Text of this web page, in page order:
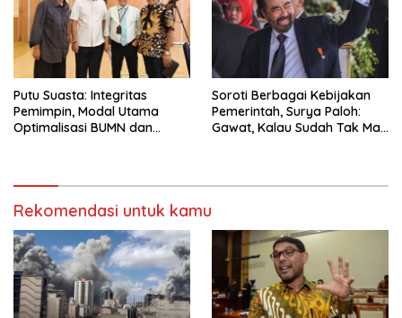
Putu Suasta: Integritas
Pemimpin, Modal Utama
Optimalisasi BUMN dan
Soroti Berbagai Kebijakan
Pemerintah, Surya Paloh:
Gawat, Kalau Sudah Tak Mau
Rekomendasi untuk kamu